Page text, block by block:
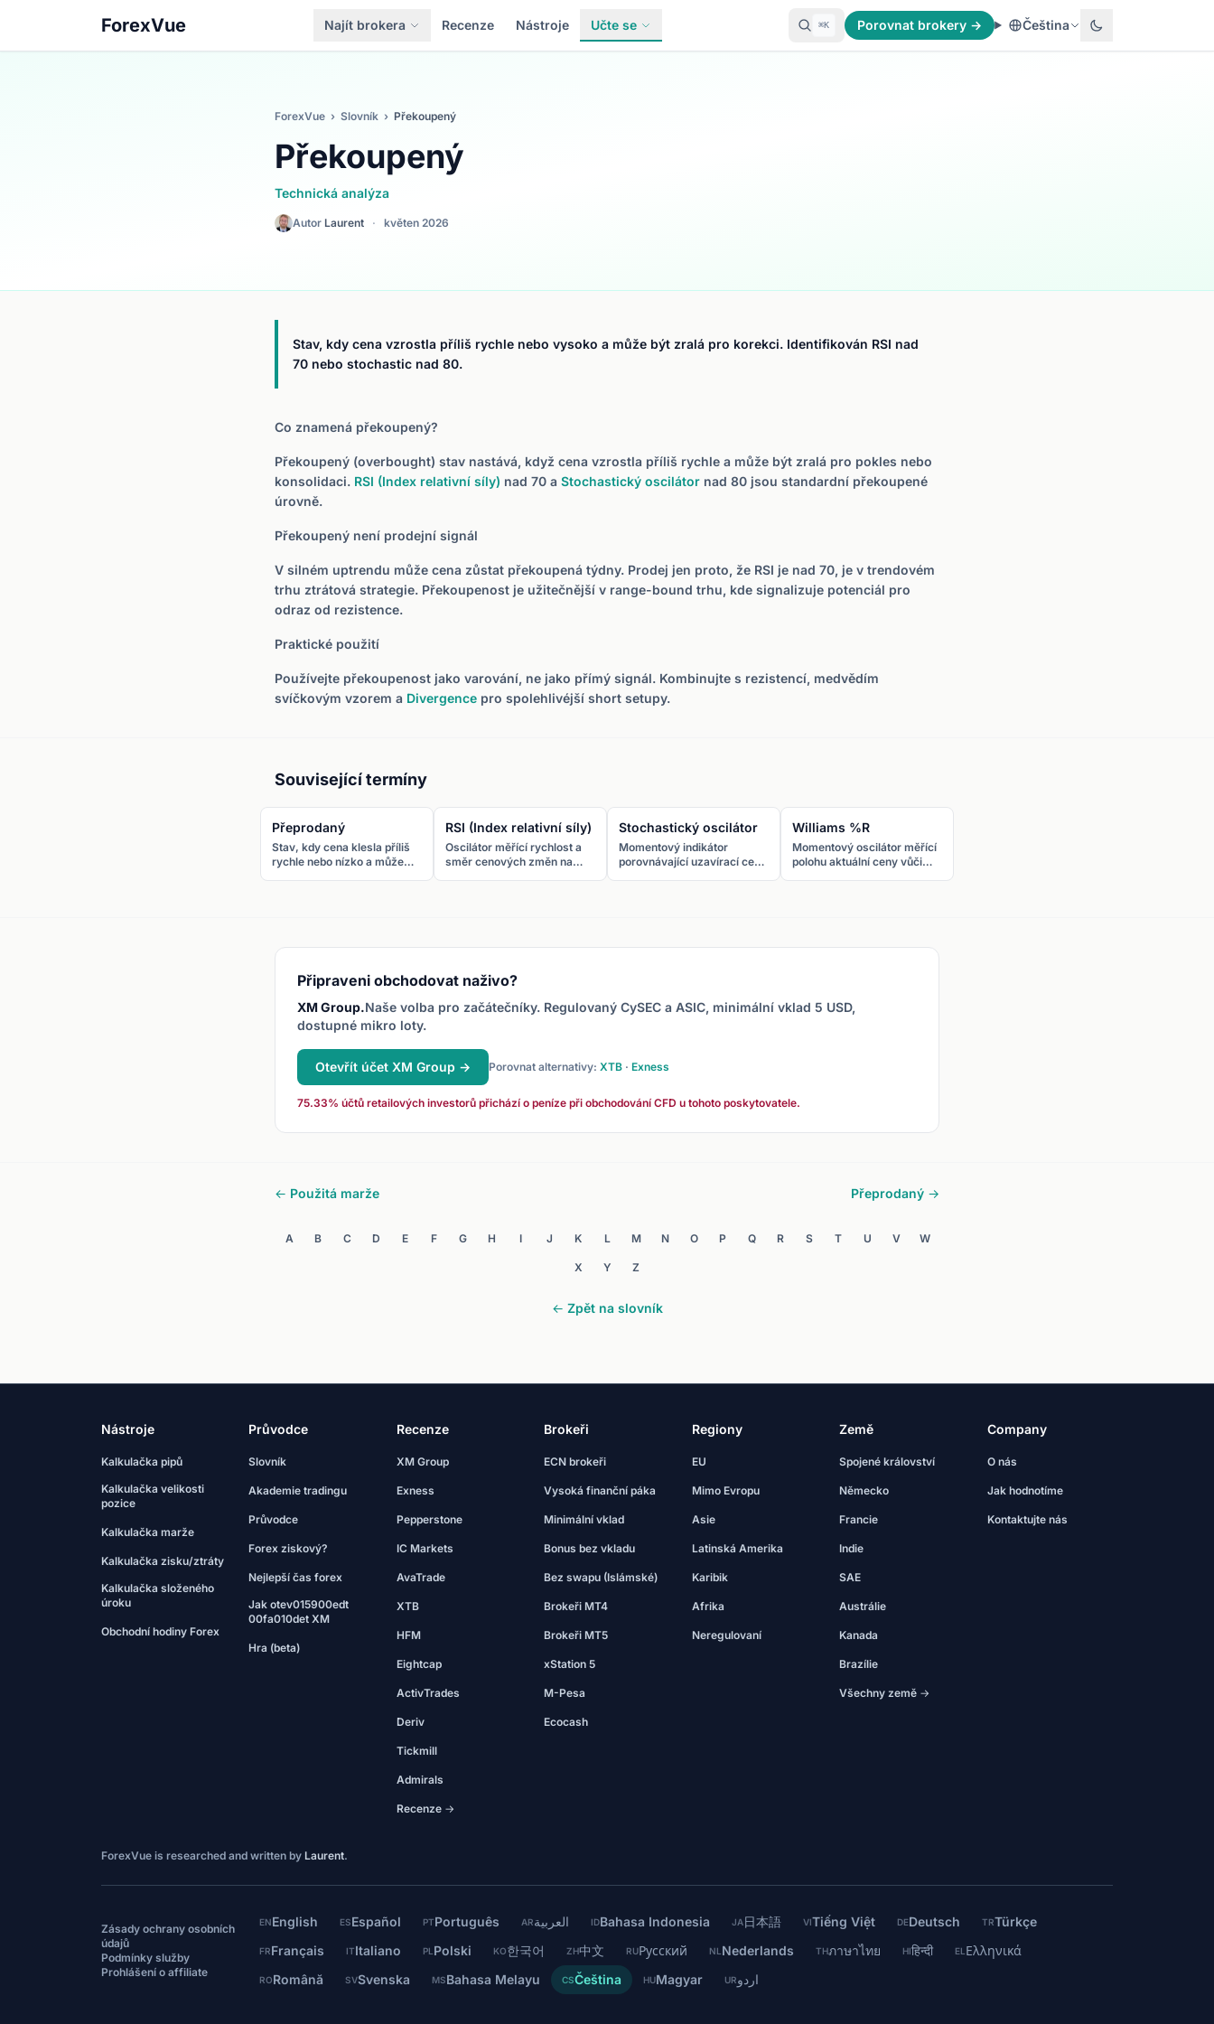
ForexVue Najít brokera Recenze Nástroje Učte se ⌘K Porovnat brokery → Čeština
ForexVue › Slovník › Překoupený
Překoupený
Technická analýza
Autor Laurent · květen 2026
Stav, kdy cena vzrostla příliš rychle nebo vysoko a může být zralá pro korekci. Identifikován RSI nad
70 nebo stochastic nad 80.
Co znamená překoupený?
Překoupený (overbought) stav nastává, když cena vzrostla příliš rychle a může být zralá pro pokles nebo
konsolidaci. RSI (Index relativní síly) nad 70 a Stochastický oscilátor nad 80 jsou standardní překoupené
úrovně.
Překoupený není prodejní signál
V silném uptrendu může cena zůstat překoupená týdny. Prodej jen proto, že RSI je nad 70, je v trendovém
trhu ztrátová strategie. Překoupenost je užitečnější v range-bound trhu, kde signalizuje potenciál pro
odraz od rezistence.
Praktické použití
Používejte překoupenost jako varování, ne jako přímý signál. Kombinujte s rezistencí, medvědím
svíčkovým vzorem a Divergence pro spolehlivéjší short setupy.
Související termíny
Přeprodaný
Stav, kdy cena klesla příliš
rychle nebo nízko a může
RSI (Index relativní síly)
Oscilátor měřící rychlost a
směr cenových změn na
Stochastický oscilátor
Momentový indikátor
porovnávající uzavírací cenu
Williams %R
Momentový oscilátor měřící
polohu aktuální ceny vůči
Připraveni obchodovat naživo?
XM Group.Naše volba pro začátečníky. Regulovaný CySEC a ASIC, minimální vklad 5 USD,
dostupné mikro loty.
Otevřít účet XM Group → Porovnat alternativy: XTB · Exness
75.33% účtů retailových investorů přichází o peníze při obchodování CFD u tohoto poskytovatele.
← Použitá marže Přeprodaný →
A B C D E F G H I J K L M N O P Q R S T U V W
X Y Z
← Zpět na slovník
Nástroje
Kalkulačka pipů
Kalkulačka velikosti
pozice
Kalkulačka marže
Kalkulačka zisku/ztráty
Kalkulačka složeného
úroku
Obchodní hodiny Forex
Průvodce
Slovník
Akademie tradingu
Průvodce
Forex ziskový?
Nejlepší čas forex
Jak otev015900edt
00fa010det XM
Hra (beta)
Recenze
XM Group
Exness
Pepperstone
IC Markets
AvaTrade
XTB
HFM
Eightcap
ActivTrades
Deriv
Tickmill
Admirals
Recenze →
Brokeři
ECN brokeři
Vysoká finanční páka
Minimální vklad
Bonus bez vkladu
Bez swapu (Islámské)
Brokeři MT4
Brokeři MT5
xStation 5
M-Pesa
Ecocash
Regiony
EU
Mimo Evropu
Asie
Latinská Amerika
Karibik
Afrika
Neregulovaní
Země
Spojené království
Německo
Francie
Indie
SAE
Austrálie
Kanada
Brazílie
Všechny země →
Company
O nás
Jak hodnotíme
Kontaktujte nás
ForexVue is researched and written by Laurent.
Zásady ochrany osobních
údajů
Podmínky služby
Prohlášení o affiliate
ENEnglish ESEspañol PTPortuguês ARالعربية IDBahasa Indonesia JA日本語 VITiếng Việt DEDeutsch TRTürkçe
FRFrançais ITItaliano PL Polski KO한국어 ZH中文 RUРусский NL Nederlands THภาษาไทย HIहिन्दी EL Ελληνικά
RORomână SVSvenska MSBahasa Melayu CSČeština HUMagyar URاردو